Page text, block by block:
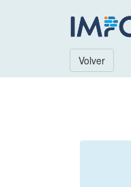
Volver